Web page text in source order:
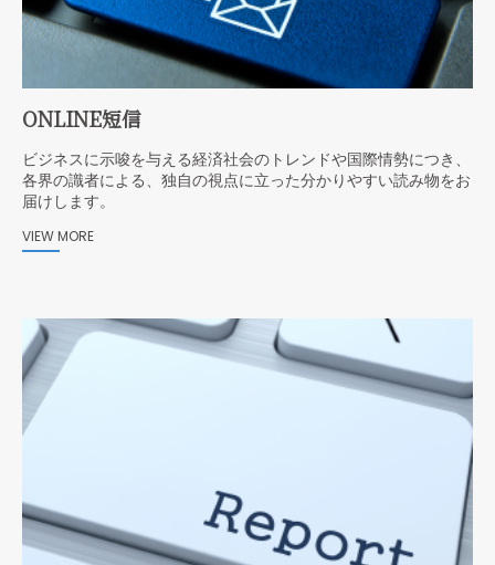
ONLINE短信
ビジネスに示唆を与える経済社会のトレンドや国際情勢につき、
各界の識者による、独自の視点に立った分かりやすい読み物をお
届けします。
VIEW MORE